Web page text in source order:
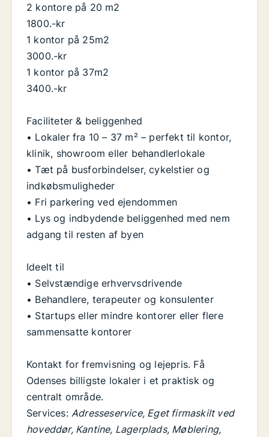
2 kontore på 20 m2
1800.-kr
1 kontor på 25m2
3000.-kr
1 kontor på 37m2
3400.-kr
Faciliteter & beliggenhed
• Lokaler fra 10 – 37 m² – perfekt til kontor,
klinik, showroom eller behandlerlokale
• Tæt på busforbindelser, cykelstier og
indkøbsmuligheder
• Fri parkering ved ejendommen
• Lys og indbydende beliggenhed med nem
adgang til resten af byen
Ideelt til
• Selvstændige erhvervsdrivende
• Behandlere, terapeuter og konsulenter
• Startups eller mindre kontorer eller flere
sammensatte kontorer
Kontakt for fremvisning og lejepris. Få
Odenses billigste lokaler i et praktisk og
centralt område.
Services: Adresseservice, Eget firmaskilt ved
hoveddør, Kantine, Lagerplads, Møblering,